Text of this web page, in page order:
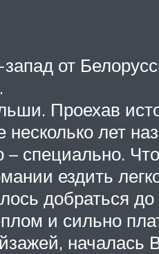
от
Проехав
лет
специально.
ездить
добраться
и сильно
началась